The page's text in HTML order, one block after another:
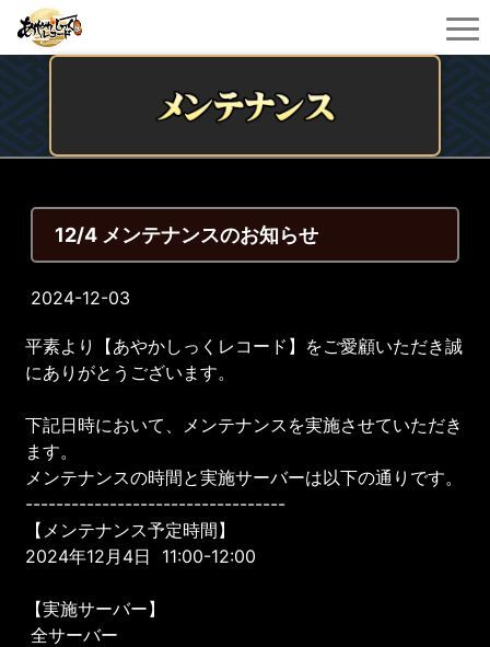
12/4 メンテナンスのお知らせ
2024-12-03
平素より【あやかしっくレコード】をご愛顧いただき誠
にありがとうございます。
下記日時において、メンテナンスを実施させていただき
ます。
メンテナンスの時間と実施サーバーは以下の通りです。
----------------------------------
【メンテナンス予定時間】
2024年12月4日 11:00-12:00
【実施サーバー】
全サーバー